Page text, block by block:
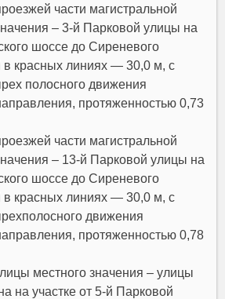
части магистральной
– 3-й Парковой улицы на
шоссе до Сиреневого
в красных линиях — 30,0 м,с
полосного движения
, протяженностью 0,73
части магистральной
– 13-й Парковой улицы на
шоссе до Сиреневого
в красных линиях — 30,0 м,с
движения
, протяженностью 0,78
местного значения – улицы
на участке от 5-й Парковой